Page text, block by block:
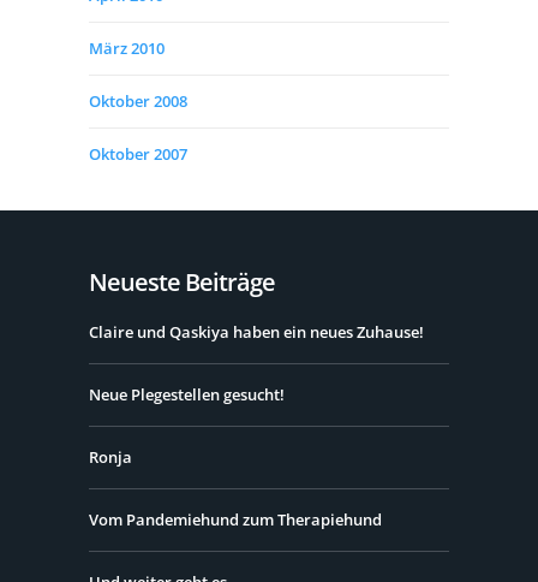
März 2010
Oktober 2008
Oktober 2007
Neueste Beiträge
Claire und Qaskiya haben ein neues Zuhause!
Neue Plegestellen gesucht!
Ronja
Vom Pandemiehund zum Therapiehund